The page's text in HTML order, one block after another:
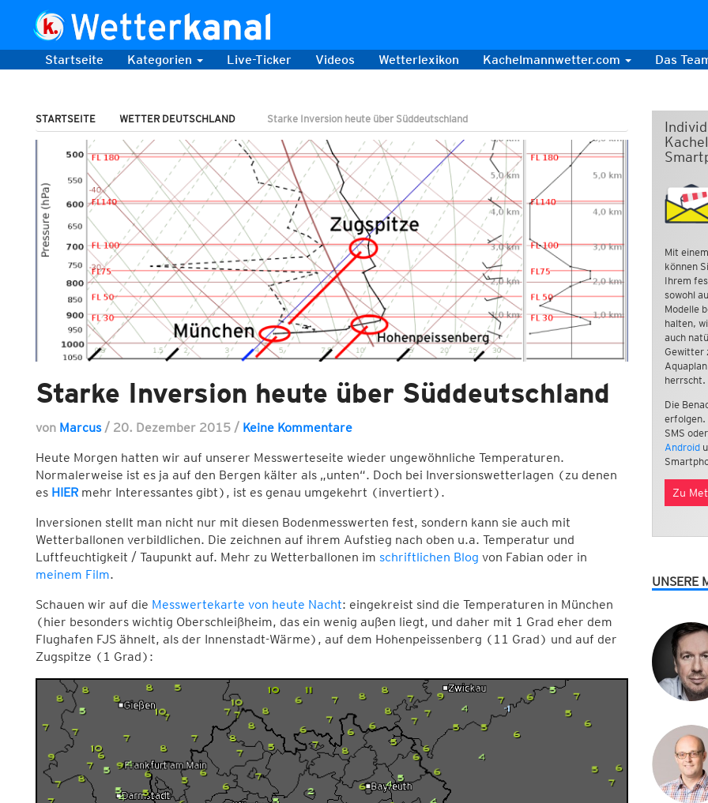
Startseite Kategorien Live-Ticker Videos Wetterlexikon Kachelmannwetter.com Das
STARTSEITE WETTER DEUTSCHLAND Starke Inversion heute über Süddeutschland
Starke Inversion heute über Süddeutschland
von Marcus / 20. Dezember 2015 / Keine Kommentare
Heute Morgen hatten wir auf unserer Messwerteseite wieder ungewöhnliche Temperaturen.
Normalerweise ist es ja auf den Bergen kälter als „unten“. Doch bei Inversionswetterlagen (zu denen
es HIERmehr Interessantes gibt), ist es genau umgekehrt (invertiert).
Inversionen stellt man nicht nur mit diesen Bodenmesswerten fest, sondern kann sie auch mit
Wetterballonen verbildlichen. Die zeichnen auf ihrem Aufstieg nach oben u.a. Temperatur und
Luftfeuchtigkeit / Taupunkt auf. Mehr zu Wetterballonen im schriftlichen Blog von Fabian oder in
meinem Film.
Schauen wir auf die Messwertekarte von heute Nacht: eingekreist sind die Temperaturen in München
(hier besonders wichtig Oberschleißheim, das ein wenig außen liegt, und daher mit 1 Grad eher dem
Flughafen FJS ähnelt, als der Innenstadt-Wärme), auf dem Hohenpeissenberg (11 Grad) und auf der
Zugspitze (1 Grad):
Mit
können
Ihrem
sowohl
Modelle
halten,
auch
Gewitter
herrscht.
Die
erfolgen.
SMS
Android
Zu
UNSERE